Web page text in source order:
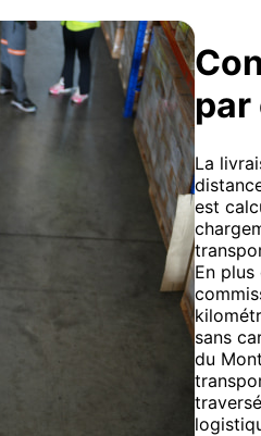
par
La
est
En
sans
du